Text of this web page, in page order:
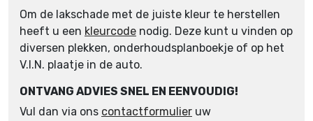
Om de lakschade met de juiste kleur te herstellen
heeft u een kleurcode nodig. Deze kunt u vinden op
diversen plekken, onderhoudsplanboekje of op het
V.I.N. plaatje in de auto.
ONTVANG ADVIES SNEL EN EENVOUDIG!
Vul dan via ons contactformulier uw